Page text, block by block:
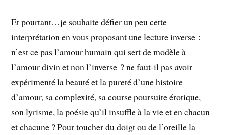
Et pourtant…je souhaite défier un peu cette
interprétation en vous proposant une lecture inverse :
n’est ce pas l’amour humain qui sert de modèle à
l’amour divin et non l’inverse ? ne faut-il pas avoir
expérimenté la beauté et la pureté d’une histoire
d’amour, sa complexité, sa course poursuite érotique,
son lyrisme, la poésie qu’il insuffle à la vie et en chacun
et chacune ? Pour toucher du doigt ou de l’oreille la